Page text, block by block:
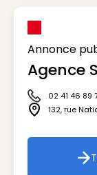
Annonce
Agence
Icône02 41 46 89
Icône132, rue